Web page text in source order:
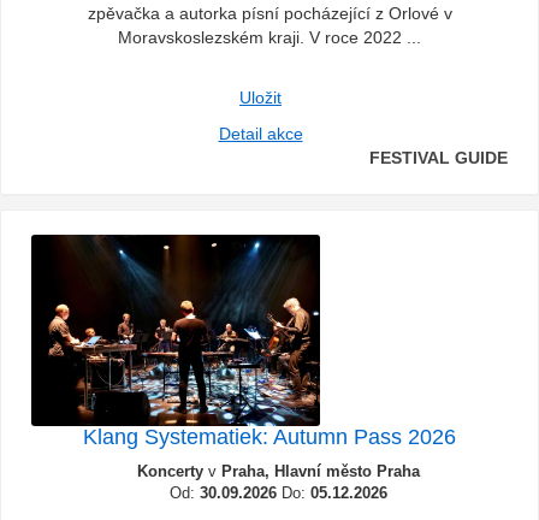
zpěvačka a autorka písní pocházející z Orlové v
Moravskoslezském kraji. V roce 2022 ...
Uložit
Detail akce
FESTIVAL GUIDE
Klang Systematiek: Autumn Pass 2026
Koncerty v Praha, Hlavní město Praha
Od: 30.09.2026 Do: 05.12.2026